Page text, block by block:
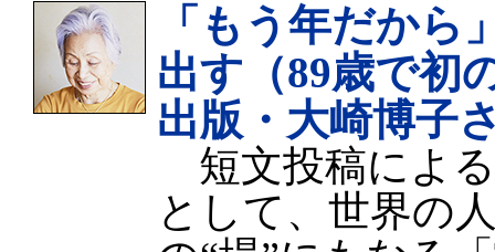
「もう年だか
出す（89歳で初
出版・大崎博子
短文投稿によ
として、世界の